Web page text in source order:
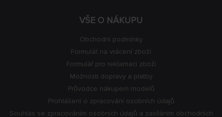
VŠE O NÁKUPU
Obchodní podmínky
Formulář na vrácení zboží
Formulář pro reklamaci zboží
Možnosti dopravy a platby
Průvodce nákupem modelů
Prohlášení o zpracování osobních údajů
Souhlas se zpracováním osobních údajů a zasíláním obchodních